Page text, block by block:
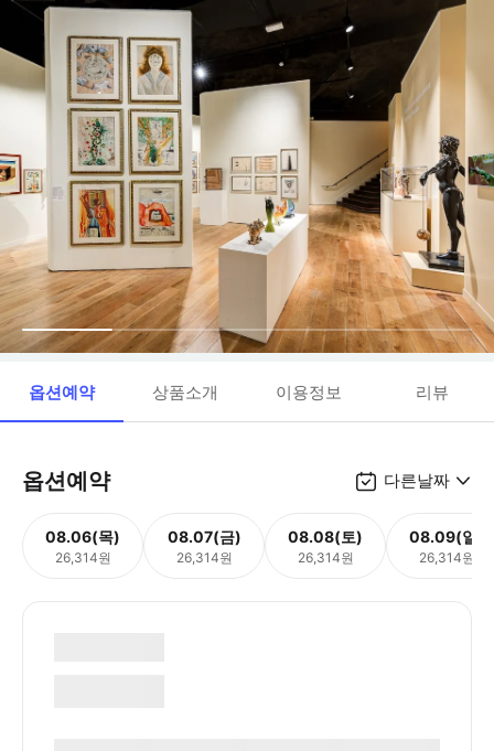
옵션예약 상품소개 이용정보 리뷰
옵션예약 다른날짜
08.06(목)
26,314원
08.07(금)
26,314원
08.08(토)
26,314원
08.09(일)
26,314원